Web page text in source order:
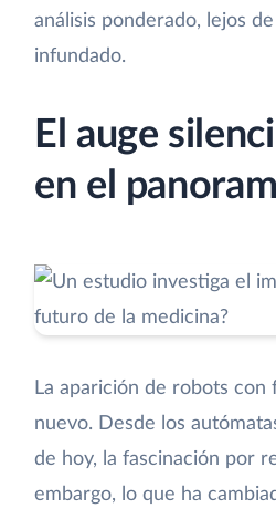
análisis ponderado, lejos
infundado.
El auge
en el
La aparición de robots con
nuevo. Desde los
de hoy, la fascinación por
embargo, lo que ha